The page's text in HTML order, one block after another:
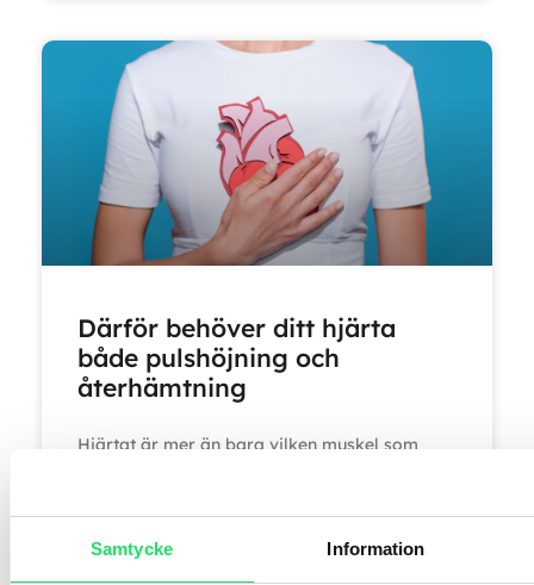
Samtycke Information
Därför behöver ditt hjärta
både pulshöjning och
återhämtning
Hjärtat är mer än bara vilken muskel som
LÄS MER »